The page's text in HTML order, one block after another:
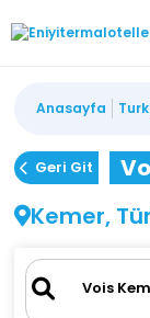
Anasayfa
Geri Git
Kemer,